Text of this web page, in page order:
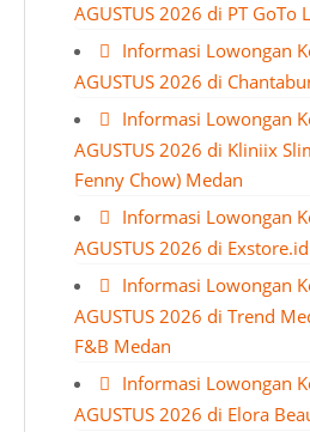
AGUSTUS 2026 di PT GoTo
Informasi Lowongan
AGUSTUS 2026 di
Informasi Lowongan
AGUSTUS 2026 di Kliniix
Fenny Chow) Medan
Informasi Lowongan
AGUSTUS 2026 di
Informasi Lowongan
AGUSTUS 2026 di Trend
F&B Medan
Informasi Lowongan
AGUSTUS 2026 di Elora